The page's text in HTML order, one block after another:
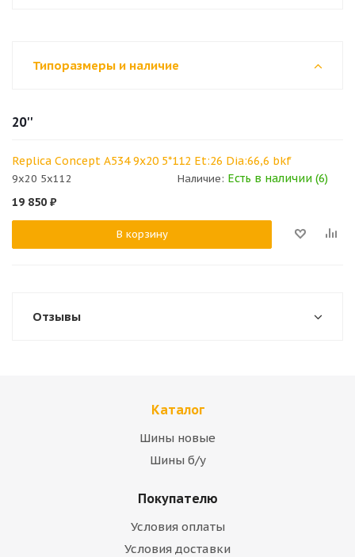
Типоразмеры и наличие
20''
Replica Concept A534 9x20 5*112 Et:26 Dia:66,6 bkf
9x20 5x112 Наличие: Есть в наличии (6)
19 850 ₽
В корзину
Отзывы
Каталог
Шины новые
Шины б/у
Покупателю
Условия оплаты
Условия доставки